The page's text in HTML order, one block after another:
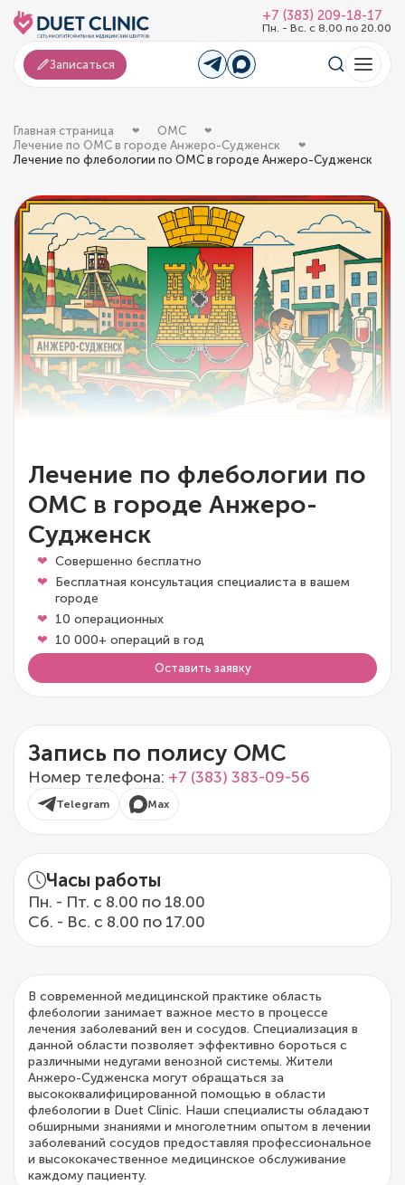
+7 (383) 209-18-17
Пн. - Вс. с 8.00 по 20.00
Записаться
Главная страница
ОМС
Лечение по ОМС в городе Анжеро-Судженск
Лечение по флебологии по ОМС в городе Анжеро-Судженск
Лечение по флебологии по
ОМС в городе Анжеро-
Судженск
Совершенно бесплатно
Бесплатная консультация специалиста в вашем
городе
10 операционных
10 000+ операций в год
Оставить заявку
Запись по полису ОМС
Номер телефона: +7 (383) 383-09-56
Telegram Max
Часы работы
Пн. - Пт. с 8.00 по 18.00
Сб. - Вс. с 8.00 по 17.00
В современной медицинской практике область
флебологии занимает важное место в процессе
лечения заболеваний вен и сосудов. Специализация в
данной области позволяет эффективно бороться с
различными недугами венозной системы. Жители
Анжеро-Судженска могут обращаться за
высококвалифицированной помощью в области
флебологии в Duet Clinic. Наши специалисты обладают
обширными знаниями и многолетним опытом в лечении
заболеваний сосудов предоставляя профессиональное
и высококачественное медицинское обслуживание
каждому пациенту.